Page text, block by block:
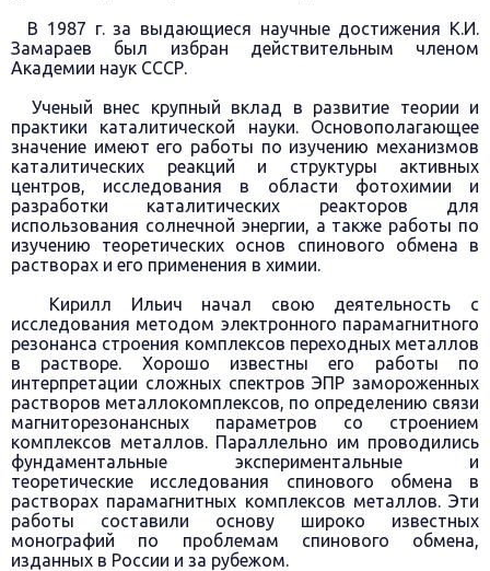
В 1987 г. за выдающиеся научные достижения К.И.
Замараев был избран действительным членом
Академии наук СССР.
Ученый внес крупный вклад в развитие теории и
практики каталитической науки. Основополагающее
значение имеют его работы по изучению механизмов
каталитических реакций и структуры активных
центров, исследования в области фотохимии и
разработки каталитических реакторов для
использования солнечной энергии, а также работы по
изучению теоретических основ спинового обмена в
растворах и его применения в химии.
Кирилл Ильич начал свою деятельность с
исследования методом электронного парамагнитного
резонанса строения комплексов переходных металлов
в растворе. Хорошо известны его работы по
интерпретации сложных спектров ЭПР замороженных
растворов металлокомплексов, по определению связи
магниторезонансных параметров со строением
комплексов металлов. Параллельно им проводились
фундаментальные экспериментальные и
теоретические исследования спинового обмена в
растворах парамагнитных комплексов металлов. Эти
работы составили основу широко известных
монографий по проблемам спинового обмена,
изданных в России и за рубежом.